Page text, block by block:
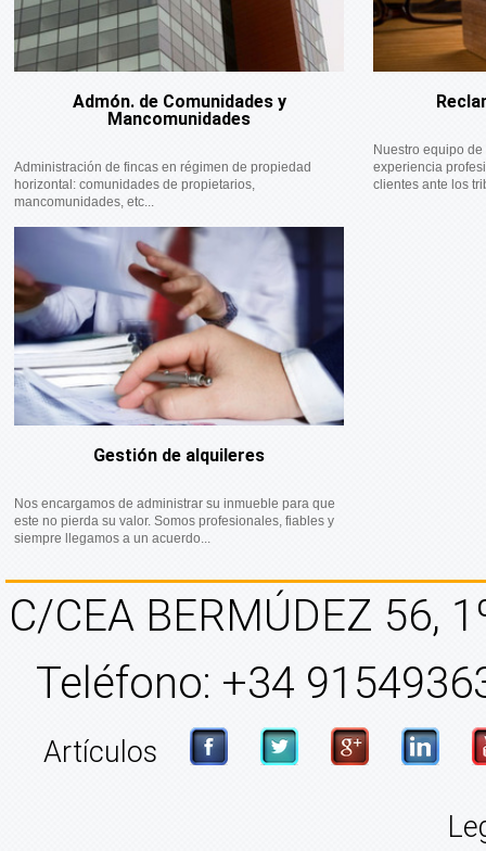
Admón. de Comunidades y
Mancomunidades
Administración de fincas en régimen de propiedad
horizontal: comunidades de propietarios,
mancomunidades, etc...
Nuestro equipo
experiencia
clientes ante los
Gestión de alquileres
Nos encargamos de administrar su inmueble para que
este no pierda su valor. Somos profesionales, fiables y
siempre llegamos a un acuerdo...
C/CEA BERMÚDEZ 56,
Teléfono: +34
Artículos